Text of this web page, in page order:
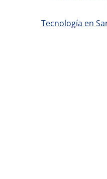
Tecnología en